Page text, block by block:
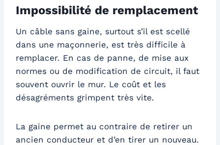
Impossibilité de remplacement
Un câble sans gaine, surtout s’il est scellé
dans une maçonnerie, est très difficile à
remplacer. En cas de panne, de mise aux
normes ou de modification de circuit, il faut
souvent ouvrir le mur. Le coût et les
désagréments grimpent très vite.
La gaine permet au contraire de retirer un
ancien conducteur et d’en tirer un nouveau.